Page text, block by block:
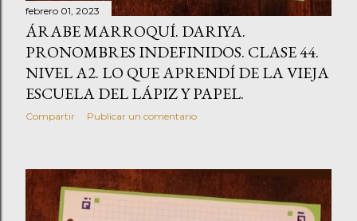
febrero 01, 2023
ÁRABE MARROQUÍ. DARIYA.
PRONOMBRES INDEFINIDOS. CLASE 44.
NIVEL A2. LO QUE APRENDÍ DE LA VIEJA
ESCUELA DEL LÁPIZ Y PAPEL.
Compartir Publicar un comentario